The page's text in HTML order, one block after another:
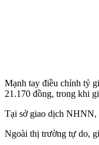
Mạnh tay điều chỉnh tỷ
21.170 đồng, trong khi
Tại sở giao dịch NHNN,
Ngoài thị trường tự do,